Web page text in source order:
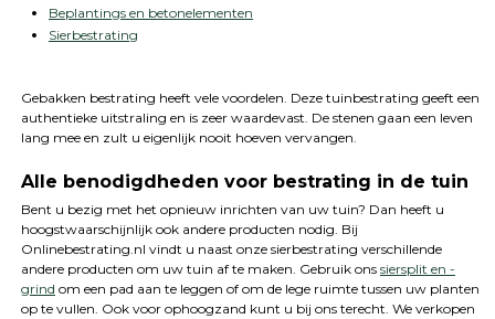
Beplantings en betonelementen
Sierbestrating
Gebakken bestrating heeft vele voordelen. Deze tuinbestrating geeft een
authentieke uitstraling en is zeer waardevast. De stenen gaan een leven
lang mee en zult u eigenlijk nooit hoeven vervangen.
Alle benodigdheden voor bestrating in de tuin
Bent u bezig met het opnieuw inrichten van uw tuin? Dan heeft u
hoogstwaarschijnlijk ook andere producten nodig. Bij
Onlinebestrating.nl vindt u naast onze sierbestrating verschillende
andere producten om uw tuin af te maken. Gebruik ons siersplit en -
grind om een pad aan te leggen of om de lege ruimte tussen uw planten
op te vullen. Ook voor ophoogzand kunt u bij ons terecht. We verkopen